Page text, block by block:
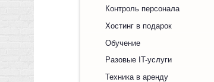
Контроль персонала
Хостинг в подарок
Обучение
Разовые IT-услуги
Техника в аренду